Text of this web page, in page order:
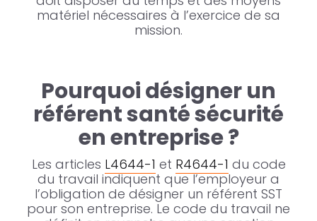
matériel nécessaires à l’exercice de sa
mission.
Pourquoi désigner un
référent santé sécurité
en entreprise ?
Les articles L4644-1 et R4644-1 du code
du travail indiquent que l’employeur a
l’obligation de désigner un référent SST
pour son entreprise. Le code du travail ne